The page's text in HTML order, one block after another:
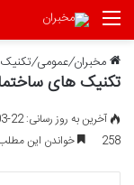
منو
مخبران/عمومی/
تکنیک های
آخرین به روز رسانی: 22-03-1403
258
خواندن این مطلب 15 دقیقه زمان